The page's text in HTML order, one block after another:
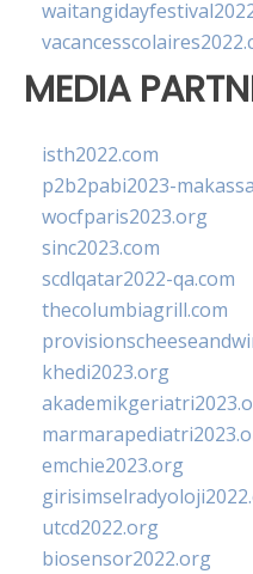
MEDIA
isth2022.com
p2b2pabi2023-
wocfparis2023.org
sinc2023.com
scdlqatar2022-qa.com
thecolumbiagrill.com
khedi2023.org
emchie2023.org
utcd2022.org
biosensor2022.org